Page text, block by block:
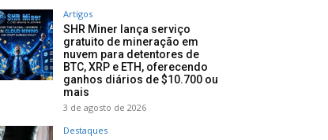
Artigos
SHR Miner lança serviço
gratuito de mineração em
nuvem para detentores de
BTC, XRP e ETH, oferecendo
ganhos diários de $10.700 ou
mais
3 de agosto de 2026
Destaques